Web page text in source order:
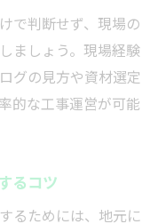
で判断せず、現場の
ましょう。現場経験
グの見方や資材選定
的な工事運営が可能
るコツ
るためには、地元に